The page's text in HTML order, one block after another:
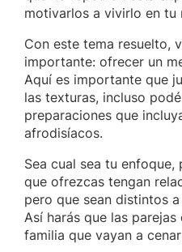
motivarlos a vivirlo en tu
Con este tema resuelto,
importante: ofrecer un
Aquí es importante que
las texturas, incluso
preparaciones que
afrodisíacos.
Sea cual sea tu
que ofrezcas tengan
pero que sean distintos
Así harás que las
familia que vayan a